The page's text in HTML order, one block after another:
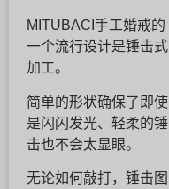
MITUBACI手工婚戒的
一个流行设计是锤击式
加工。
简单的形状确保了即使
是闪闪发光、轻柔的锤
击也不会太显眼。
无论如何敲打，锤击图